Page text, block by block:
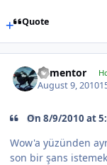
Quote
dementor
August 9, 2010
On 8/9/2010 at
Wow'a yüzünden
son bir şans